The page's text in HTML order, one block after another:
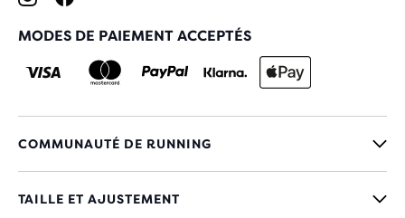
MODES DE PAIEMENT ACCEPTÉS
COMMUNAUTÉ DE RUNNING
TAILLE ET AJUSTEMENT